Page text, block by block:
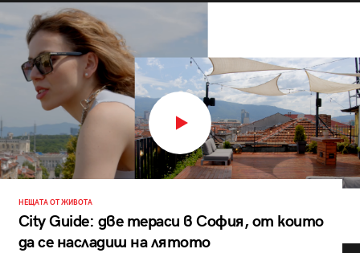
НЕЩАТА ОТ ЖИВОТА
City Guide: две тераси в София, от които
да се насладиш на лятото